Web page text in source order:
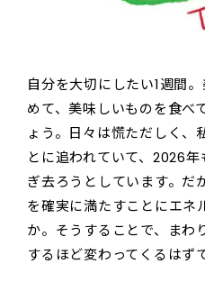
自分を大切にしたい1週間
めて、美味しいものを食べ
ょう。日々は慌ただしく、
とに追われていて、2026
ぎ去ろうとしています。だ
を確実に満たすことにエネ
か。そうすることで、まわ
するほど変わってくるはず